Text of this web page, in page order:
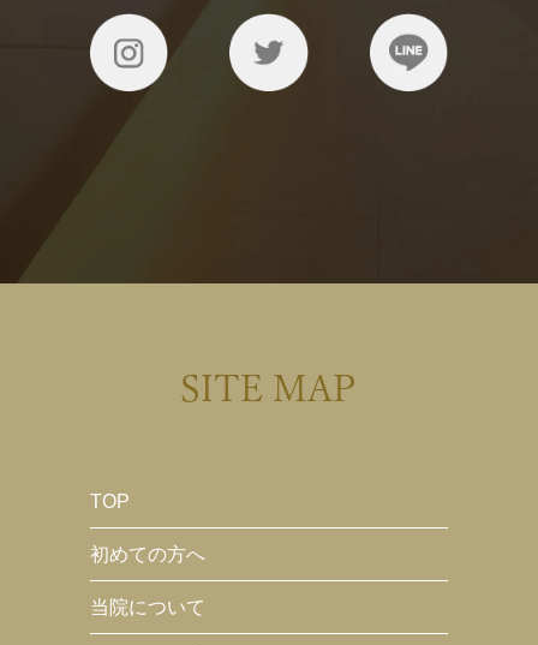
SITE MAP
TOP
初めての方へ
当院について